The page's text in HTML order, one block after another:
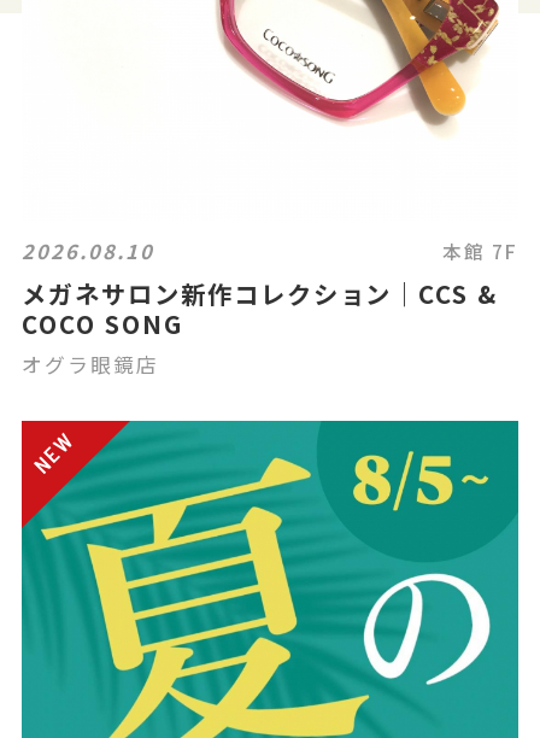
2026.08.10 本館 7F
メガネサロン新作コレクション｜CCS &
COCO SONG
オグラ眼鏡店